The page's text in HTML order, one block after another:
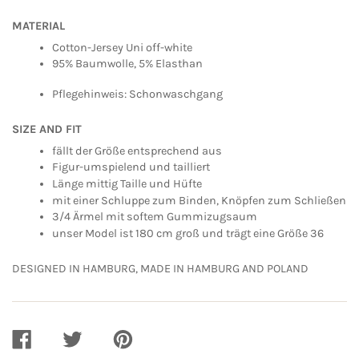
MATERIAL
Cotton-Jersey Uni off-white
95% Baumwolle, 5% Elasthan
Pflegehinweis: Schonwaschgang
SIZE AND FIT
fällt der Größe entsprechend aus
Figur-umspielend und tailliert
Länge mittig Taille und Hüfte
mit einer Schluppe zum Binden, Knöpfen zum Schließen
3/4 Ärmel mit softem Gummizugsaum
unser Model ist 180 cm groß und trägt eine Größe 36
DESIGNED IN HAMBURG, MADE IN HAMBURG AND POLAND
AUF
AUF
AUF